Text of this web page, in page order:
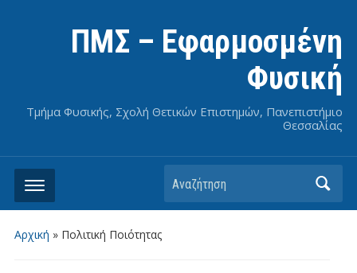
ΠΜΣ – Εφαρμοσμένη
Φυσική
Τμήμα Φυσικής, Σχολή Θετικών Επιστημών, Πανεπιστήμιο
Θεσσαλίας
Αναζήτηση
Αρχική » Πολιτική Ποιότητας